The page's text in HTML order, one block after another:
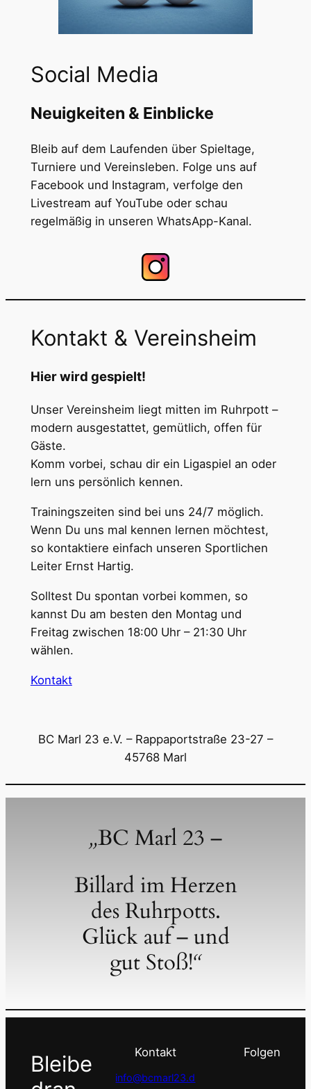
Social Media
Neuigkeiten & Einblicke
Bleib auf dem Laufenden über Spieltage,
Turniere und Vereinsleben. Folge uns auf
Facebook und Instagram, verfolge den
Livestream auf YouTube oder schau
regelmäßig in unseren WhatsApp-Kanal.
Kontakt & Vereinsheim
Hier wird gespielt!
Unser Vereinsheim liegt mitten im Ruhrpott –
modern ausgestattet, gemütlich, offen für
Gäste.
Komm vorbei, schau dir ein Ligaspiel an oder
lern uns persönlich kennen.
Trainingszeiten sind bei uns 24/7 möglich.
Wenn Du uns mal kennen lernen möchtest,
so kontaktiere einfach unseren Sportlichen
Leiter Ernst Hartig.
Solltest Du spontan vorbei kommen, so
kannst Du am besten den Montag und
Freitag zwischen 18:00 Uhr – 21:30 Uhr
wählen.
Kontakt
BC Marl 23 e.V. – Rappaportstraße 23-27 –
45768 Marl
„BC Marl 23 –
Billard im Herzen
des Ruhrpotts.
Glück auf – und
gut Stoß!“
Bleibe
Kontakt
info@bcmarl23.d
Folgen